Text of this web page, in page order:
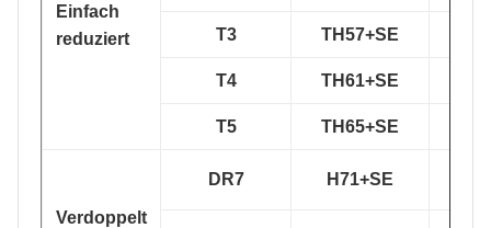
Einfach
reduziert
T3 TH57+SE
T4 TH61+SE
T5 TH65+SE
Verdoppelt
DR7 H71+SE